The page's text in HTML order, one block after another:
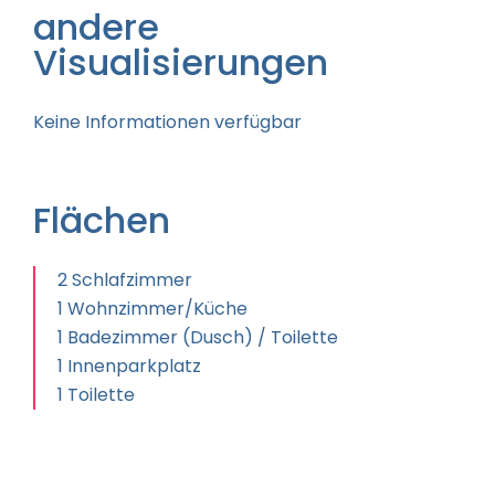
andere
Visualisierungen
Keine Informationen verfügbar
Flächen
2 Schlafzimmer
1 Wohnzimmer/Küche
1 Badezimmer (Dusch) / Toilette
1 Innenparkplatz
1 Toilette